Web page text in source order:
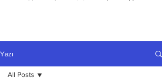
Yazı
All Posts